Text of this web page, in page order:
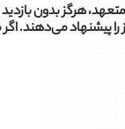
هرگز بدون بازدید
را پیشنهاد می‌دهند.